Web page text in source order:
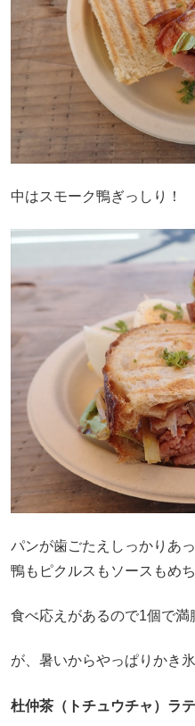
中はスモーク鴨ぎっしり！
パンが歯ごたえしっかりあ
鴨もピクルスもソースもめ
食べ応えがあるので1個で満
が、暑いからやっぱりかき
杜仲茶（トチュウチャ）ラ